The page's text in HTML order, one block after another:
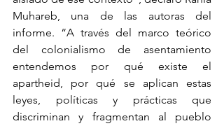
Muhareb, una de las autoras del
informe. “A través del marco teórico
del colonialismo de asentamiento
entendemos por qué existe el
apartheid, por qué se aplican estas
leyes, políticas y prácticas que
discriminan y fragmentan al pueblo